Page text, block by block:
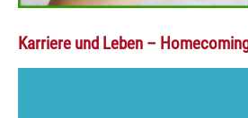
Karriere und Leben –